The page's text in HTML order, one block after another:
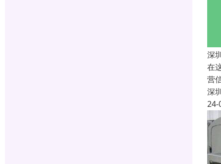
深
在
营
深
24-